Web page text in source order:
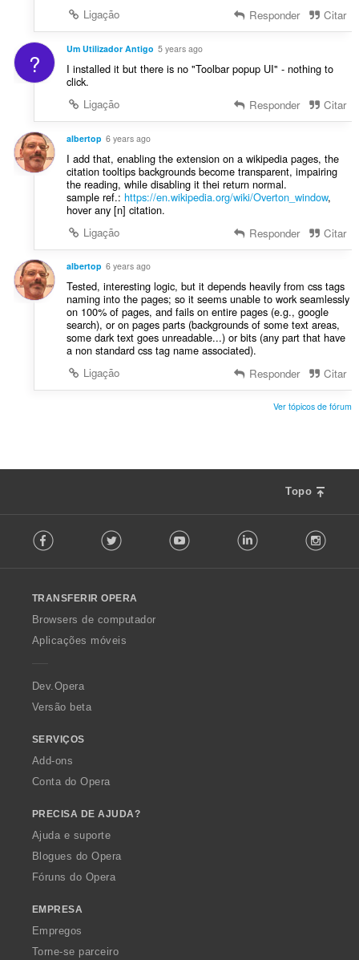
Ligação
Responder Citar
? Um Utilizador Antigo 5 years ago
I installed it but there is no "Toolbar popup UI" - nothing to
click.
Ligação
Responder Citar
albertop 6 years ago
I add that, enabling the extension on a wikipedia pages, the
citation tooltips backgrounds become transparent, impairing
the reading, while disabling it thei return normal.
sample ref.: https://en.wikipedia.org/wiki/Overton_window,
hover any [n] citation.
Ligação
Responder Citar
albertop 6 years ago
Tested, interesting logic, but it depends heavily from css tags
naming into the pages; so it seems unable to work seamlessly
on 100% of pages, and fails on entire pages (e.g., google
search), or on pages parts (backgrounds of some text areas,
some dark text goes unreadable...) or bits (any part that have
a non standard css tag name associated).
Ligação
Responder Citar
Ver tópicos de fórum
Topo
o
w
O
p
a
Facebook Twitter Youtube LinkedIn
TRANSFERIR OPERA
Browsers de computador
Aplicações móveis
Dev.Opera
Versão beta
SERVIÇOS
Add-ons
Conta do Opera
PRECISA DE AJUDA?
Ajuda e suporte
Blogues do Opera
Fóruns do Opera
EMPRESA
Empregos
Torne-se parceiro